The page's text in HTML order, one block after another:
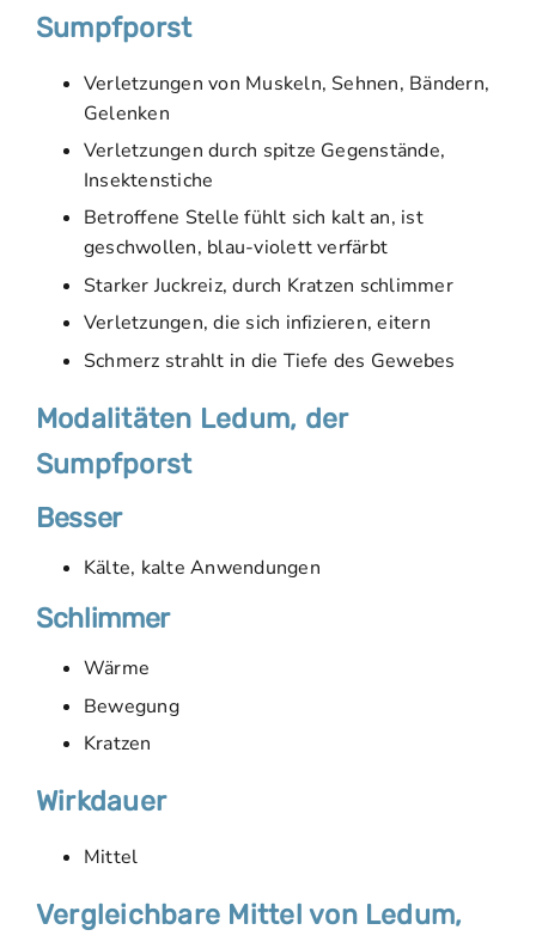
Sumpfporst
Verletzungen von Muskeln, Sehnen, Bändern,
Gelenken
Verletzungen durch spitze Gegenstände,
Insektenstiche
Betroffene Stelle fühlt sich kalt an, ist
geschwollen, blau-violett verfärbt
Starker Juckreiz, durch Kratzen schlimmer
Verletzungen, die sich infizieren, eitern
Schmerz strahlt in die Tiefe des Gewebes
Modalitäten Ledum, der
Sumpfporst
Besser
Kälte, kalte Anwendungen
Schlimmer
Wärme
Bewegung
Kratzen
Wirkdauer
Mittel
Vergleichbare Mittel von Ledum,